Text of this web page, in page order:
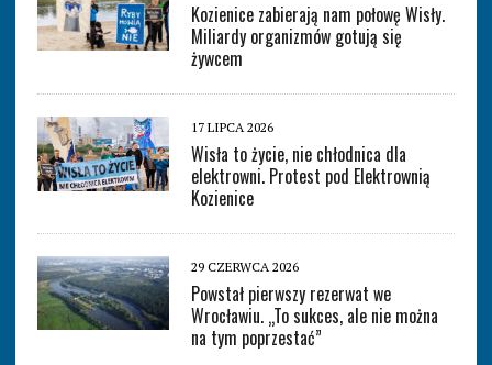
Kozienice zabierają nam połowę Wisły.
Miliardy organizmów gotują się
żywcem
17 LIPCA 2026
Wisła to życie, nie chłodnica dla
elektrowni. Protest pod Elektrownią
Kozienice
29 CZERWCA 2026
Powstał pierwszy rezerwat we
Wrocławiu. „To sukces, ale nie można
na tym poprzestać”